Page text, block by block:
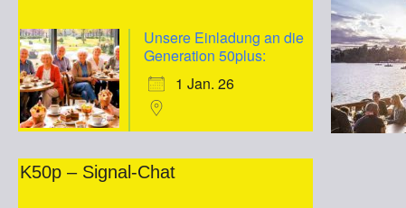
Unsere Einladung an die
Generation 50plus:
1 Jan. 26
K50p – Signal-Chat